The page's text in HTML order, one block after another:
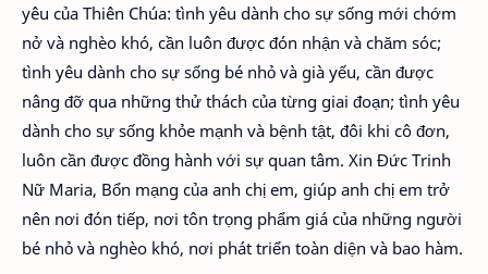
yêu của Thiên Chúa: tình yêu dành cho sự sống mới chớm
nở và nghèo khó, cần luôn được đón nhận và chăm sóc;
tình yêu dành cho sự sống bé nhỏ và già yếu, cần được
nâng đỡ qua những thử thách của từng giai đoạn; tình yêu
dành cho sự sống khỏe mạnh và bệnh tật, đôi khi cô đơn,
luôn cần được đồng hành với sự quan tâm. Xin Đức Trinh
Nữ Maria, Bổn mạng của anh chị em, giúp anh chị em trở
nên nơi đón tiếp, nơi tôn trọng phẩm giá của những người
bé nhỏ và nghèo khó, nơi phát triển toàn diện và bao hàm.